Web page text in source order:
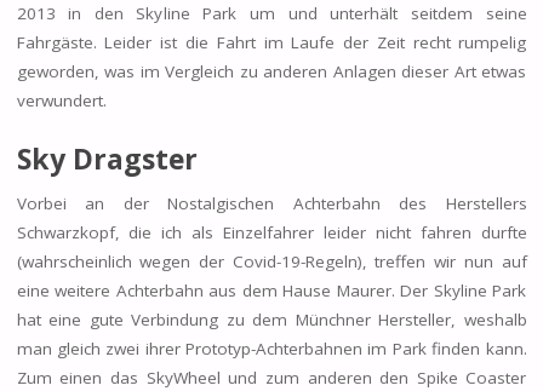
2013 in den Skyline Park um und unterhält seitdem seine
Fahrgäste. Leider ist die Fahrt im Laufe der Zeit recht rumpelig
geworden, was im Vergleich zu anderen Anlagen dieser Art etwas
verwundert.
Sky Dragster
Vorbei an der Nostalgischen Achterbahn des Herstellers
Schwarzkopf, die ich als Einzelfahrer leider nicht fahren durfte
(wahrscheinlich wegen der Covid-19-Regeln), treffen wir nun auf
eine weitere Achterbahn aus dem Hause Maurer. Der Skyline Park
hat eine gute Verbindung zu dem Münchner Hersteller, weshalb
man gleich zwei ihrer Prototyp-Achterbahnen im Park finden kann.
Zum einen das SkyWheel und zum anderen den Spike Coaster